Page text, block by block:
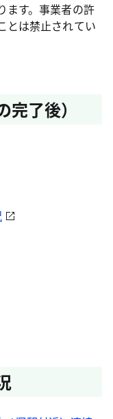
ます。事業者の許
とは禁止されてい
了後）